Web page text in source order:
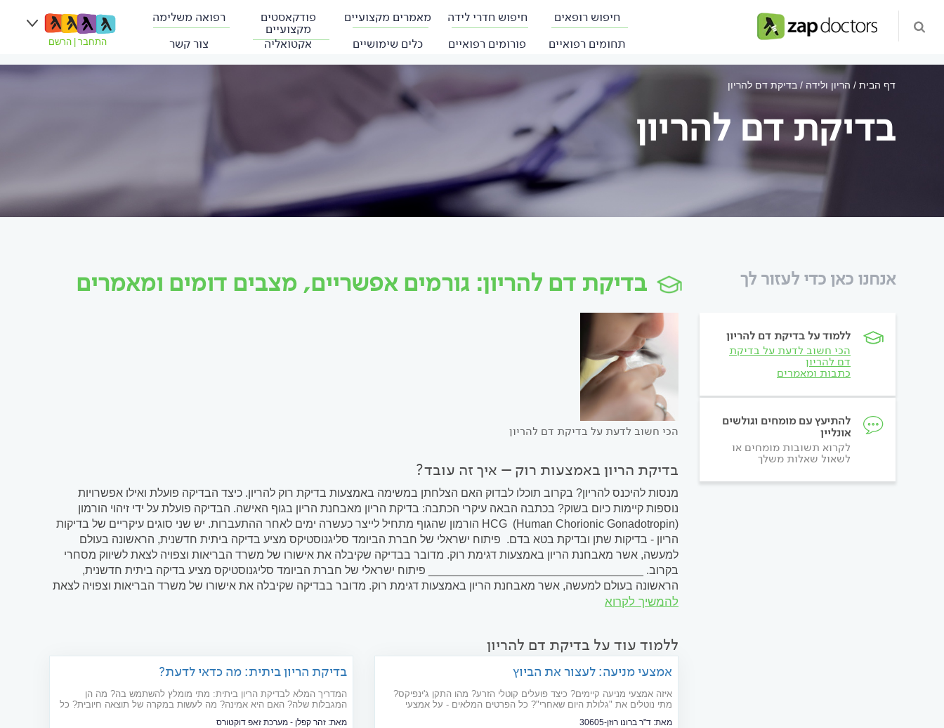
חיפוש רופאים חיפוש חדרי לידה מאמרים מקצועיים פודקאסטים
מקצועיים
רפואה משלימה
תחומים רפואיים
פורומים רפואיים כלים שימושיים אקטואליה צור קשר התחבר הרשם
דף הבית הריון ולידה בדיקת דם להריון
בדיקת דם להריון
אנחנו כאן כדי לעזור לך
ללמוד על בדיקת דם להריון
הכי חשוב לדעת על בדיקת
דם להריון
כתבות ומאמרים
להתיעץ עם מומחים וגולשים
אונליין
לקרוא תשובות מומחים או
לשאול שאלות משלך
בדיקת דם להריון: גורמים אפשריים, מצבים דומים ומאמרים
הכי חשוב לדעת על בדיקת דם להריון
בדיקת הריון באמצעות רוק – איך זה עובד?
מנסות להיכנס להריון? בקרוב תוכלו לבדוק האם הצלחתן במשימה באמצעות בדיקת רוק להריון. כיצד הבדיקה פועלת ואילו אפשרויות
נוספות קיימות כיום בשוק? בכתבה הבאה עיקרי הכתבה: בדיקת הריון מאבחנת הריון בגוף האישה. הבדיקה פועלת על ידי זיהוי הורמון
HCG (Human Chorionic Gonadotropin) הורמון שהגוף מתחיל לייצר כעשרה ימים לאחר ההתעברות. יש שני סוגים עיקריים של בדיקות
הריון - בדיקות שתן ובדיקת בטא בדם. פיתוח ישראלי של חברת הביומד סליגנוסטיקס מציע בדיקה ביתית חדשנית, הראשונה בעולם
למעשה, אשר מאבחנת הריון באמצעות דגימת רוק. מדובר בבדיקה שקיבלה את אישורו של משרד הבריאות וצפויה לצאת לשיווק מסחרי
בקרוב. __________________________________ פיתוח ישראלי של חברת הביומד סליגנוסטיקס מציע בדיקה ביתית חדשנית,
הראשונה בעולם למעשה, אשר מאבחנת הריון באמצעות דגימת רוק. מדובר בבדיקה שקיבלה את אישורו של משרד הבריאות וצפויה לצאת
אל המדפים בקרוב. בדיקה זו תאפשר...
להמשיך לקרוא
ללמוד עוד על בדיקת דם להריון
אמצעי מניעה: לעצור את הביוץ
איזה אמצעי מניעה קיימים? כיצד פועלים קוטלי הזרע? מהו התקן ג'ינפיקס?
מתי נוטלים את "גלולת היום שאחרי"? כל הפרטים המלאים - על אמצעי
מאת: ד"ר ברונו רוזן-30605
בדיקת הריון ביתית: מה כדאי לדעת?
המדריך המלא לבדיקת הריון ביתית: מתי מומלץ להשתמש בה? מה הן
המגבלות שלה? האם היא אמינה? מה לעשות במקרה של תוצאה חיובית? כל
מאת: זהר קפלן - מערכת זאפ דוקטורס